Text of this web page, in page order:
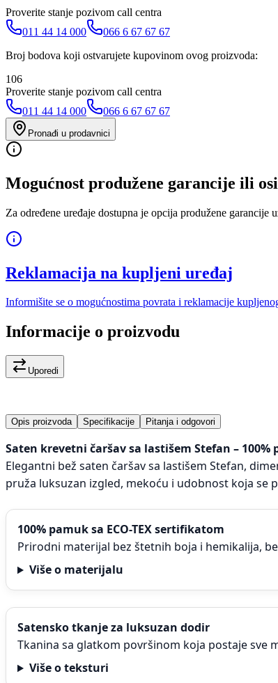
Proverite stanje pozivom call centra
011 44 14 000
066 6 67 67 67
Broj bodova koji ostvarujete kupovinom ovog proizvoda:
106
Proverite stanje pozivom call centra
011 44 14 000
066 6 67 67 67
Pronađi u prodavnici
Mogućnost produžene garancije ili
Za određene uređaje dostupna je opcija produžene
Reklamacija na kupljeni uređaj
Informišite se o mogućnostima povrata i reklamacije
Informacije o proizvodu
Uporedi
Opis proizvoda Specifikacije Pitanja i odgovori
Saten krevetni čaršav sa lastišem Stefan – 100%
Elegantni bež saten čaršav sa lastišem Stefan,
pruža luksuzan izgled, mekoću i udobnost koja se
100% pamuk sa ECO-TEX sertifikatom
Prirodni materijal bez štetnih boja i hemikalija,
Više o materijalu
Satensko tkanje za luksuzan dodir
Tkanina sa glatkom površinom koja postaje sve
Više o teksturi